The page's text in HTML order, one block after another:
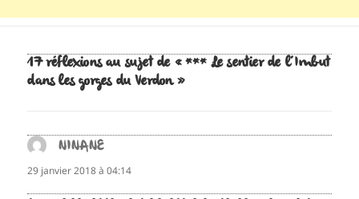
17 réflexions au sujet de « *** Le sentier de l’Imbut
dans les gorges du Verdon »
NINANEdit :
29 janvier 2018 à 04:14